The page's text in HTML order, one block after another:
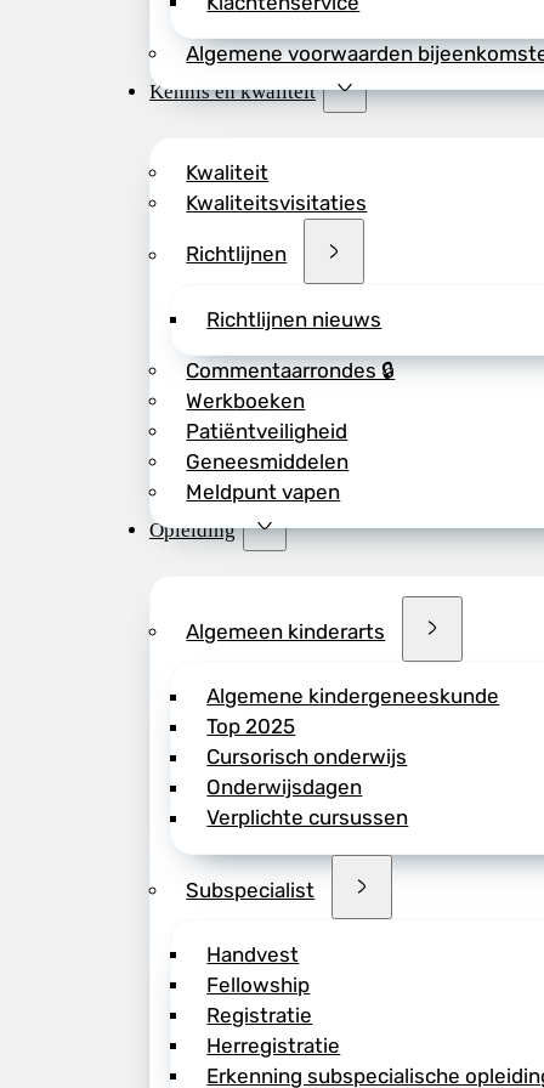
Algemene voorwaarden
Kennis en kwaliteit
Kwaliteit
Kwaliteitsvisitaties
Richtlijnen
Richtlijnen nieuws
Commentaarrondes 🔒
Werkboeken
Patiëntveiligheid
Geneesmiddelen
Meldpunt vapen
Opleiding
Algemeen kinderarts
Algemene kindergeneeskunde
Top 2025
Cursorisch onderwijs
Onderwijsdagen
Verplichte cursussen
Subspecialist
Handvest
Fellowship
Registratie
Herregistratie
Erkenning subspecialische